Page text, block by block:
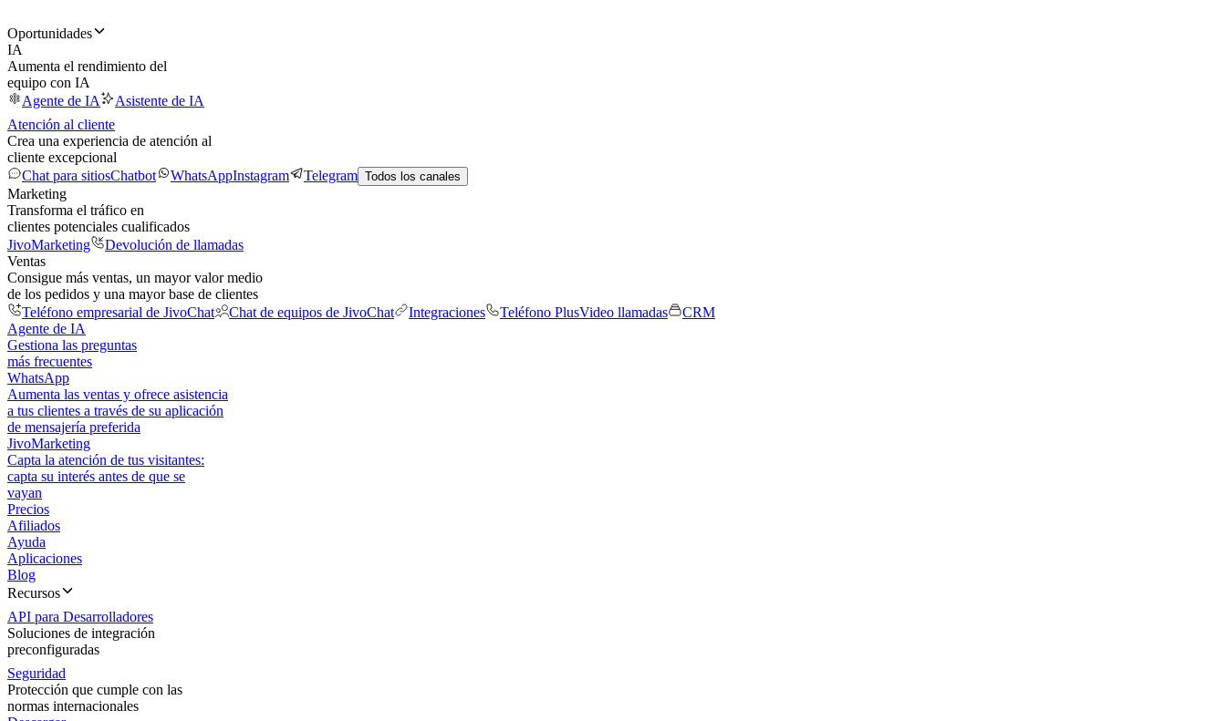
Oportunidades
IA
Aumenta el rendimiento del
equipo con IA
Agente de IA
Asistente de IA
Atención al cliente
Crea una experiencia de atención al
cliente excepcional
Chat para sitiosChatbot WhatsAppInstagram Telegram Todos los canales
Marketing
Transforma el tráfico en
clientes potenciales cualificados
JivoMarketing
Devolución de llamadas
Ventas
Consigue más ventas, un mayor valor medio
de los pedidos y una mayor base de clientes
Teléfono empresarial de JivoChat
Chat de equipos de JivoChat Integraciones Teléfono PlusVideo llamadas
CRM
Agente de IA
Gestiona las preguntas
más frecuentes
WhatsApp
Aumenta las ventas y ofrece asistencia
a tus clientes a través de su aplicación
de mensajería preferida
JivoMarketing
Capta la atención de tus visitantes:
capta su interés antes de que se
vayan
Precios
Afiliados
Ayuda
Aplicaciones
Blog
Recursos
API para Desarrolladores
Soluciones de integración
preconfiguradas
Seguridad
Protección que cumple con las
normas internacionales